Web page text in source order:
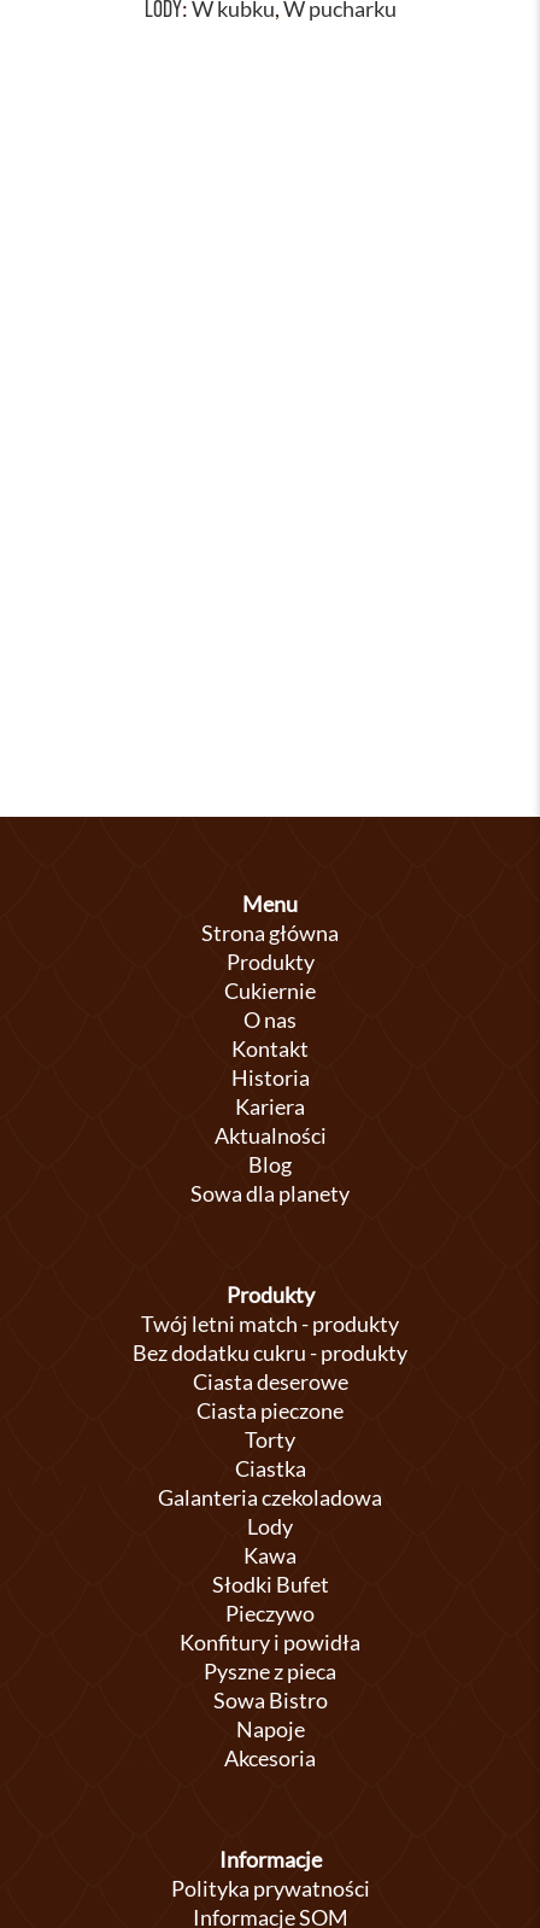
LODY:W kubku,W pucharku
Menu
Strona główna
Produkty
Cukiernie
O nas
Kontakt
Historia
Kariera
Aktualności
Blog
Sowa dla planety
Produkty
Twój letni match - produkty
Bez dodatku cukru - produkty
Ciasta deserowe
Ciasta pieczone
Torty
Ciastka
Galanteria czekoladowa
Lody
Kawa
Słodki Bufet
Pieczywo
Konfitury i powidła
Pyszne z pieca
Sowa Bistro
Napoje
Akcesoria
Informacje
Polityka prywatności
Informacje SOM